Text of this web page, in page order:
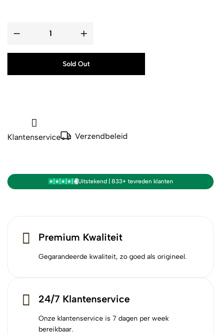
Sold Out
Klantenservice Verzendbeleid
Uitstekend | 833+ tevreden klanten
Premium Kwaliteit
Gegarandeerde kwaliteit, zo goed als origineel.
24/7 Klantenservice
Onze klantenservice is 7 dagen per week
bereikbaar.